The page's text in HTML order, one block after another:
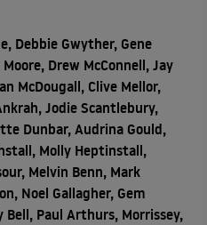
Debbie Gwyther, Gene
Drew McConnell, Jay
McDougall, Clive Mellor,
Jodie Scantlebury,
Dunbar, Audrina Gould,
Molly Heptinstall,
Melvin Benn, Mark
Noel Gallagher, Gem
Bell, Paul Arthurs, Morrissey,